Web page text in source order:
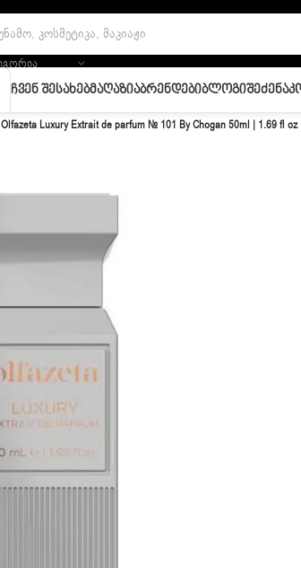
Ჩვენ ᲨესახებᲛაღაზიაᲑრენდებიᲑლოგიᲨეძენა
Luxury Extrait de parfum № 101 By Chogan 50ml | 1.69 fl oz